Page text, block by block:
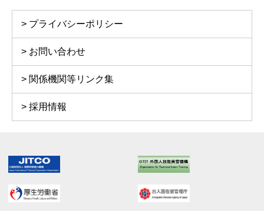
プライバシーポリシー
お問い合わせ
関係機関等リンク集
採用情報